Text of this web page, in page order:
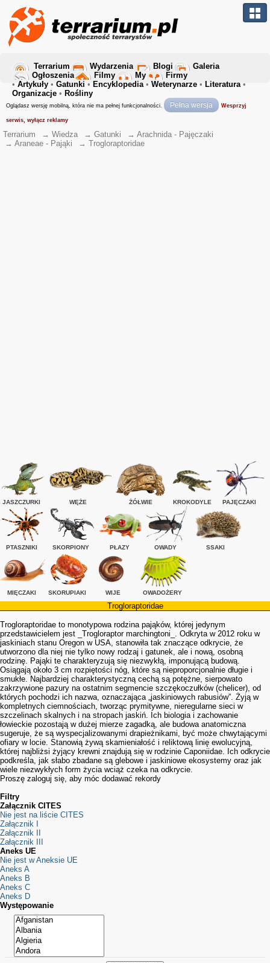
Terrarium Wydarzenia Blogi
Galeria
Ogłoszenia
Filmy My
Firmy
• Artykuły • Gatunki • Encyklopedia• Weterynarze • Literatura•
Organizacje • Rośliny
Oglądasz wersję mobilną, która nie ma pełnej funkcjonalności. Pełna wersja Wesprzyj
serwis, wyłącz reklamy
Terrarium → Wiedza → Gatunki → Arachnida - Pajęczaki
→ Araneae - Pająki → Trogloraptoridae
JASZCZURKI WĘŻE ŻÓŁWIE KROKODYLE PAJĘCZAKI
PTASZNIKI SKORPIONY PŁAZY OWADY SSAKI
MIĘCZAKI SKORUPIAKI WIJE OWADOŻERY
Trogloraptoridae
Trogloraptoridae to monotypowa rodzina pająków, której jedynym
przedstawicielem jest _Trogloraptor marchingtoni_. Odkryta w 2012 roku w
jaskiniach stanu Oregon w USA, stanowiła tak znaczące odkrycie, że
utworzono dla niej nie tylko nowy rodzaj i gatunek, ale i nową, osobną
rodzinę. Pająki te charakteryzują się niezwykłą, imponującą budową.
Osiągają około 3 cm rozpiętości nóg, które są nieproporcjonalnie długie i
smukłe. Najbardziej charakterystyczną cechą są potężne, sierpowato
zakrzywione pazury na ostatnim segmencie szczękoczułków (chelicer), od
których pochodzi ich nazwa, oznaczająca „jaskiniowych rabusiów”. Żyją w
kompletnych ciemnościach, tworząc prymitywne, nieregularne sieci w
szczelinach skalnych i na stropach jaskiń. Ich biologia i zachowanie
łowieckie pozostają w dużej mierze zagadką, ale budowa anatomiczna
sugeruje, że są wyspecjalizowanymi drapieżnikami, być może chwytającymi
ofiary w locie. Stanowią żywą skamieniałość i reliktową linię ewolucyjną,
której najbliżsi żyjący krewni znajdują się w rodzinie Caponiidae. Ich odkrycie
podkreśla, jak słabo zbadane są glebowe i jaskiniowe ekosystemy oraz jak
wiele niezwykłych form życia wciąż czeka na odkrycie.
Proszę zaloguj się, aby móc dodawać rekordy
Filtry
Załącznik CITES
Nie jest na liście CITES
Załącznik I
Załącznik II
Załącznik III
Aneks UE
Nie jest w Aneksie UE
Aneks A
Aneks B
Aneks C
Aneks D
Występowanie